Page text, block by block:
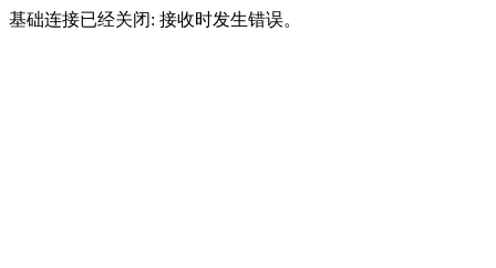
基础连接已经关闭: 接收时发生错误。